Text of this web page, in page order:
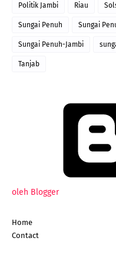
Politik Jambi Riau
Sungai Penuh Sungai
Sungai Penuh-Jambi
Tanjab
oleh Blogger
Home
Contact